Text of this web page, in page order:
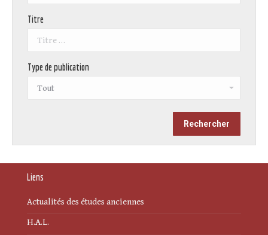
Titre
Type de publication
Liens
Actualités des études anciennes
H.A.L.